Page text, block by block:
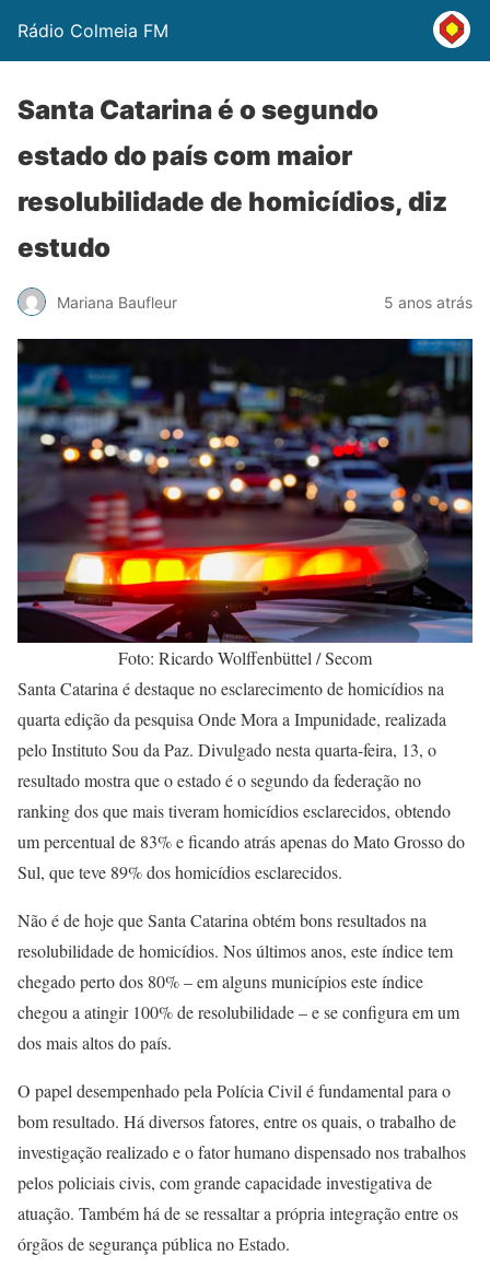
Rádio Colmeia FM
Santa Catarina é o segundo
estado do país com maior
resolubilidade de homicídios, diz
estudo
Mariana Baufleur 5 anos atrás
Foto: Ricardo Wolffenbüttel / Secom
Santa Catarina é destaque no esclarecimento de homicídios na
quarta edição da pesquisa Onde Mora a Impunidade, realizada
pelo Instituto Sou da Paz. Divulgado nesta quarta-feira, 13, o
resultado mostra que o estado é o segundo da federação no
ranking dos que mais tiveram homicídios esclarecidos, obtendo
um percentual de 83% e ficando atrás apenas do Mato Grosso do
Sul, que teve 89% dos homicídios esclarecidos.
Não é de hoje que Santa Catarina obtém bons resultados na
resolubilidade de homicídios. Nos últimos anos, este índice tem
chegado perto dos 80% – em alguns municípios este índice
chegou a atingir 100% de resolubilidade – e se configura em um
dos mais altos do país.
O papel desempenhado pela Polícia Civil é fundamental para o
bom resultado. Há diversos fatores, entre os quais, o trabalho de
investigação realizado e o fator humano dispensado nos trabalhos
pelos policiais civis, com grande capacidade investigativa de
atuação. Também há de se ressaltar a própria integração entre os
órgãos de segurança pública no Estado.